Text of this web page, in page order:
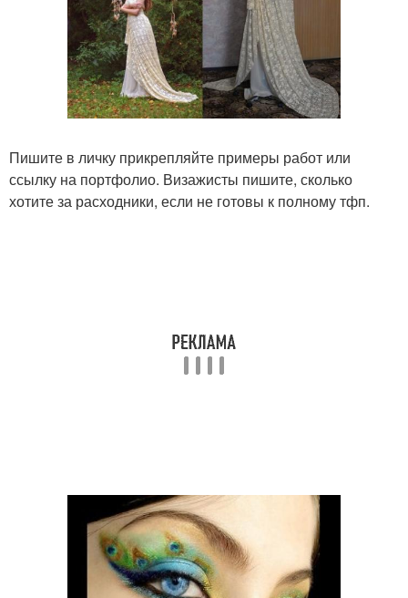
Пишите в личку прикрепляйте примеры работ или
ссылку на портфолио. Визажисты пишите, сколько
хотите за расходники, если не готовы к полному тфп.